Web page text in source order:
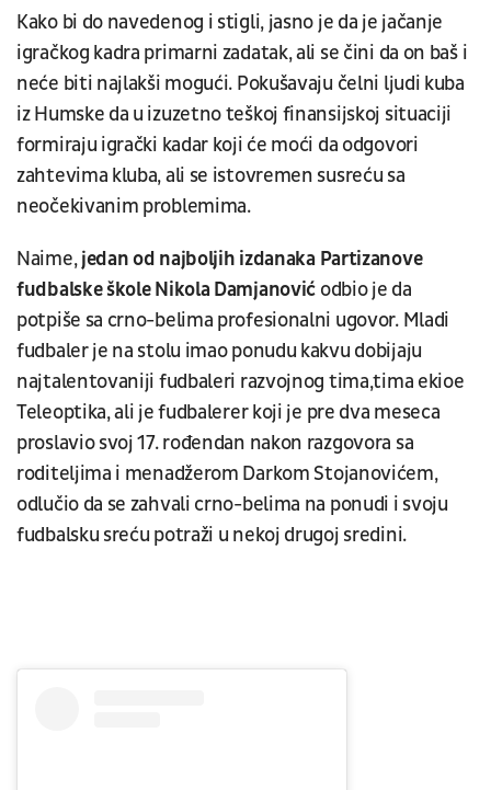
Kako bi do navedenog i stigli, jasno je da je jačanje
igračkog kadra primarni zadatak, ali se čini da on baš i
neće biti najlakši mogući. Pokušavaju čelni ljudi kuba
iz Humske da u izuzetno teškoj finansijskoj situaciji
formiraju igrački kadar koji će moći da odgovori
zahtevima kluba, ali se istovremen susreću sa
neočekivanim problemima.
Naime,jedan od najboljih izdanaka Partizanove
fudbalske škole Nikola Damjanović odbio je da
potpiše sa crno-belima profesionalni ugovor. Mladi
fudbaler je na stolu imao ponudu kakvu dobijaju
najtalentovaniji fudbaleri razvojnog tima,tima ekioe
Teleoptika, ali je fudbalerer koji je pre dva meseca
proslavio svoj 17. rođendan nakon razgovora sa
roditeljima i menadžerom Darkom Stojanovićem,
odlučio da se zahvali crno-belima na ponudi i svoju
fudbalsku sreću potraži u nekoj drugoj sredini.